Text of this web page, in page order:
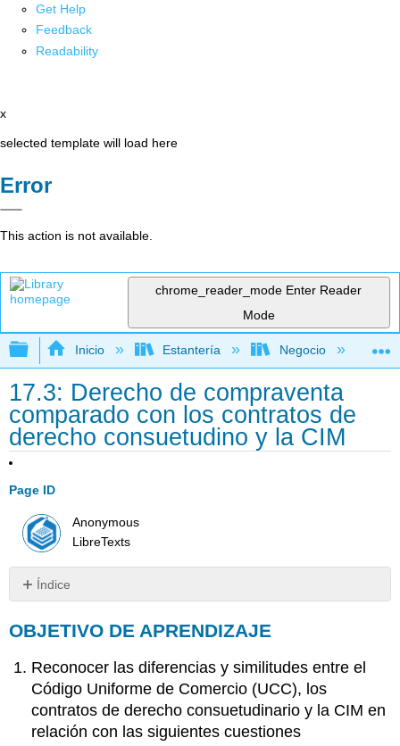
Get Help
Feedback
Readability
x
selected template will load here
Error
This action is not available.
chrome_reader_mode Enter Reader
Mode
Expandir/contraer jerarquía global
Inicio Estantería Negocio
17.3: Derecho de compraventa
comparado con los contratos de
derecho consuetudino y la CIM
Page ID
Anonymous
LibreTexts
Índice
DE
Asentimiento
Mutuo:
Oferta
y
Aceptación
OBJETIVO DE APRENDIZAJE
Reconocer las diferencias y similitudes entre el
Código Uniforme de Comercio (UCC), los
contratos de derecho consuetudinario y la CIM en
relación con las siguientes cuestiones